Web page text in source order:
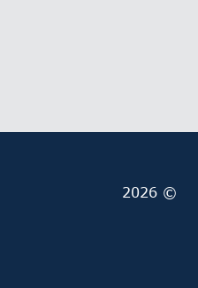
2026 ©